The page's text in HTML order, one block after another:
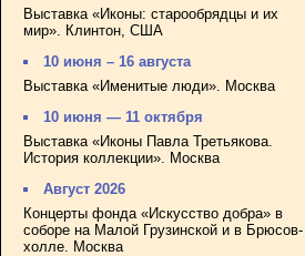
Выставка «Иконы: старообрядцы и их
мир». Клинтон, США
10 июня – 16 августа
Выставка «Именитые люди». Москва
10 июня — 11 октября
Выставка «Иконы Павла Третьякова.
История коллекции». Москва
Август 2026
Концерты фонда «Искусство добра» в
соборе на Малой Грузинской и в Брюсов-
холле. Москва